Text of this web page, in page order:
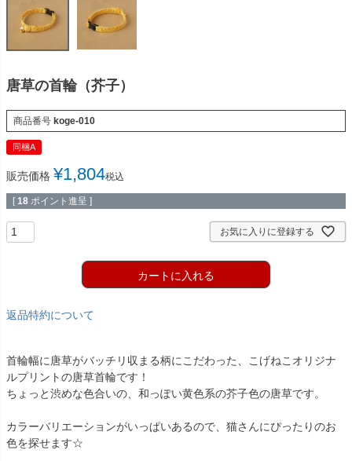
唐草の首輪（芥子）
商品番号 koge-010
同梱A
販売価格 ¥1,804税込
[ 18 ポイント進呈 ]
お気に入りに登録する
カートに入れる
返品特約について
首輪幅に唐草がバッチリ収まる柄にこだわった、こげねこオリジナ
ルプリントの唐草首輪です！
ちょっと渋めな色合いの、和っぽい黄色系の芥子色の唐草です。
カラーバリエーションがいっぱいあるので、猫さんにぴったりのお
色を探せます☆